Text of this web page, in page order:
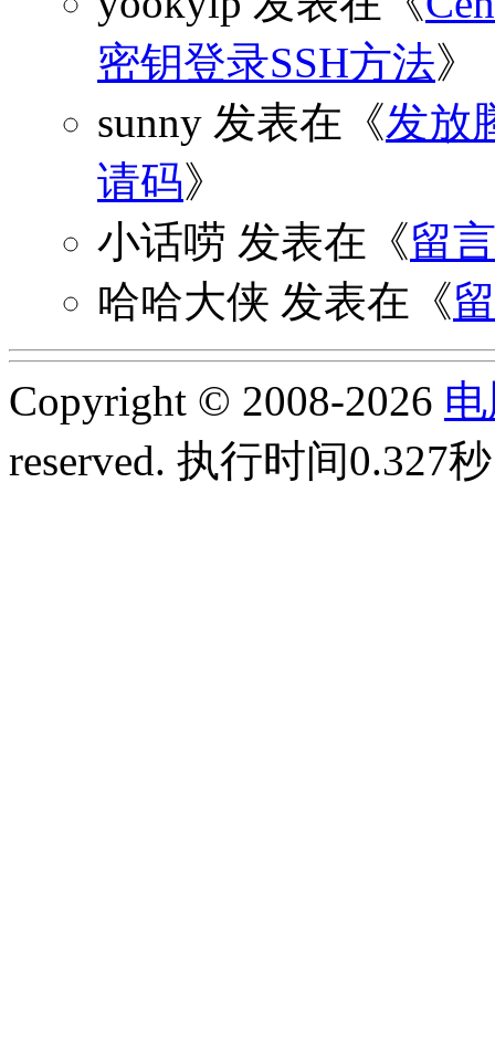
密钥登录SSH方法》
sunny 发表在《发放
请码》
小话唠 发表在《留
哈哈大侠 发表在《
Copyright © 2008-2026
reserved. 执行时间0.327秒